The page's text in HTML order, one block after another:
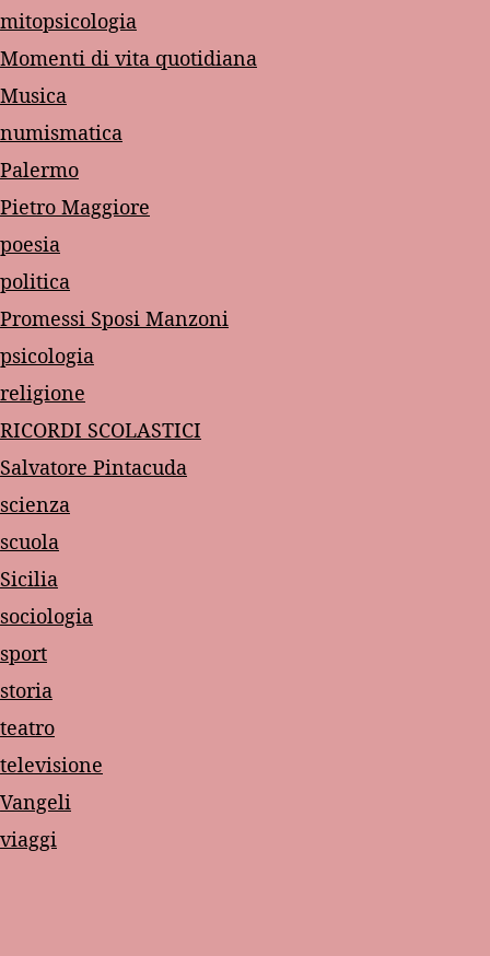
mitopsicologia
Momenti di vita quotidiana
Musica
numismatica
Palermo
Pietro Maggiore
poesia
politica
Promessi Sposi Manzoni
psicologia
religione
RICORDI SCOLASTICI
Salvatore Pintacuda
scienza
scuola
Sicilia
sociologia
sport
storia
teatro
televisione
Vangeli
viaggi